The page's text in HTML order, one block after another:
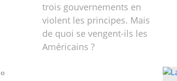
trois gouvernements en
violent les principes. Mais
de quoi se vengent-ils les
Américains ?